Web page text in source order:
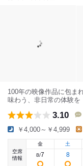
100年の映像作品に包ま
味わう、非日常の体験を
3.10
￥4,000～￥4,999
空席
情報
金
8/7
土
8